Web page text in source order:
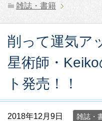
雑誌・書籍
削って運気ア
星術師・
ト発売！！
2018年12月9日 雑誌・